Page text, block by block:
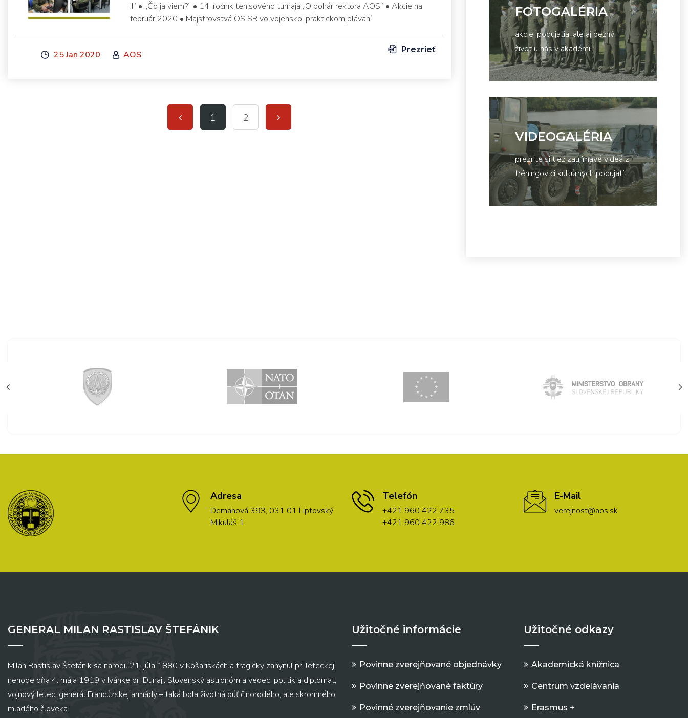
II“ • „Čo ja viem?“ • 14. ročník tenisového turnaja „O pohár rektora AOS“ • Akcie na
február 2020 • Majstrovstvá OS SR vo vojensko-praktickom plávaní
25 Jan 2020 AOS Prezrieť
1 2
FOTOGALÉRIA
akcie, podujatia, ale aj bežný
život u nás v akadémii...
VIDEOGALÉRIA
prezrite si tiež zaujímavé videá z
tréningov či kultúrnych podujatí...
Adresa
Demänová 393, 031 01 Liptovský
Mikuláš 1
Telefón
+421 960 422 735
+421 960 422 986
E-Mail
verejnost@aos.sk
GENERAL MILAN RASTISLAV ŠTEFÁNIK
Milan Rastislav Štefánik sa narodil 21. júla 1880 v Košariskách a tragicky zahynul pri leteckej
nehode dňa 4. mája 1919 v Ivánke pri Dunaji. Slovenský astronóm a vedec, politik a diplomat,
vojnový letec, generál Francúzskej armády – taká bola životná púť činorodého, ale skromného
mladého človeka.
Užitočné informácie
Povinne zverejňované objednávky
Povinne zverejňované faktúry
Povinné zverejňovanie zmlúv
Užitočné odkazy
Akademická knižnica
Centrum vzdelávania
Erasmus +